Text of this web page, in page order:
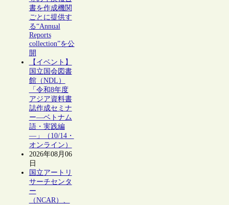
書を作成機関
ごとに提供す
る“Annual
Reports
collection”を公
開
【イベント】
国立国会図書
館（NDL）
「令和8年度
アジア資料書
誌作成セミナ
ー―ベトナム
語・実践編
―」（10/14・
オンライン）
2026年08月06
日
国立アートリ
サーチセンタ
ー
（NCAR）、